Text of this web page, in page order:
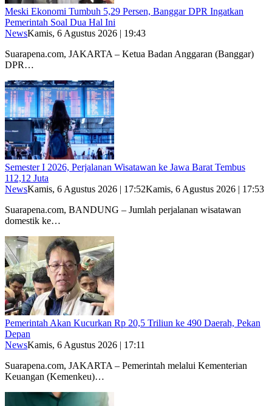
Meski Ekonomi Tumbuh 5,29 Persen, Banggar DPR Ingatkan
Pemerintah Soal Dua Hal Ini
NewsKamis, 6 Agustus 2026 | 19:43
Suarapena.com, JAKARTA – Ketua Badan Anggaran (Banggar)
DPR…
Semester I 2026, Perjalanan Wisatawan ke Jawa Barat Tembus
112,12 Juta
NewsKamis, 6 Agustus 2026 | 17:52Kamis, 6 Agustus 2026 | 17:53
Suarapena.com, BANDUNG – Jumlah perjalanan wisatawan
domestik ke…
Pemerintah Akan Kucurkan Rp 20,5 Triliun ke 490 Daerah, Pekan
Depan
NewsKamis, 6 Agustus 2026 | 17:11
Suarapena.com, JAKARTA – Pemerintah melalui Kementerian
Keuangan (Kemenkeu)…